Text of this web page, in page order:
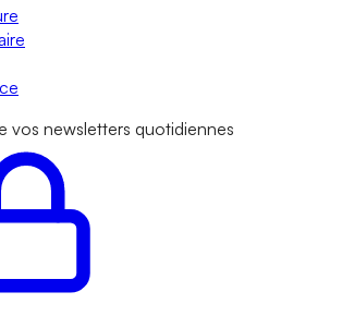
vos newsletters quotidiennes